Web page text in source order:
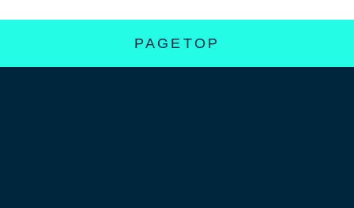
PAGETOP